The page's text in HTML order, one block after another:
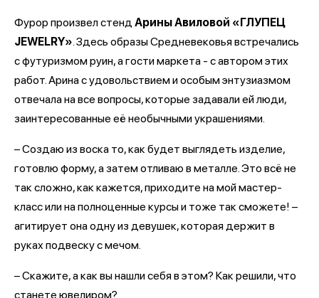
Фурор произвел стендАрины Авиловой «ГЛУПЕЦ
JEWELRY». Здесь образы Средневековья встречались
с футуризмом руин, а гости маркета - с автором этих
работ. Арина с удовольствием и особым энтузиазмом
отвечала на все вопросы, которые задавали ей люди,
заинтересованные её необычными украшениями.
– Создаю из воска то, как будет выглядеть изделие,
готовлю форму, а затем отливаю в металле. Это всё не
так сложно, как кажется, приходите на мой мастер-
класс или на полноценные курсы и тоже так сможете! –
агитирует она одну из девушек, которая держит в
руках подвеску с мечом.
– Скажите, а как вы нашли себя в этом? Как решили, что
станете ювелиром?